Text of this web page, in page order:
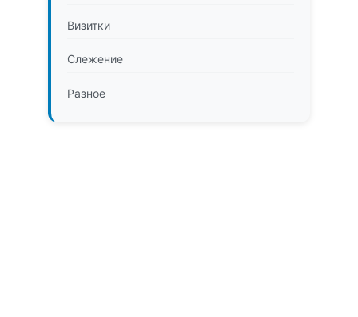
Визитки
Слежение
Разное